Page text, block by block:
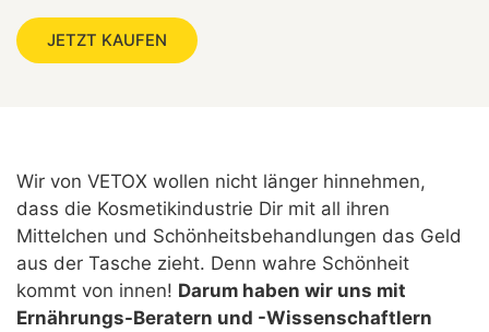
JETZT KAUFEN
Wir von VETOX wollen nicht länger hinnehmen,
dass die Kosmetikindustrie Dir mit all ihren
Mittelchen und Schönheitsbehandlungen das Geld
aus der Tasche zieht. Denn wahre Schönheit
kommt von innen! Darum haben wir uns mit
Ernährungs-Beratern und -Wissenschaftlern